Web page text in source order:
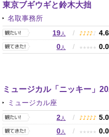
東京ブギウギと鈴木大拙
名取事務所
19人 / ♪ ♪ ♪ ♪ ♪
4.6
0人 / ★ ★ ★ ★ ★ 0.0
ミュージカル「ニッキー」
ミュージカル座
2人 / ♪ ♪ ♪ ♪ ♪
5.0
0人 / ★ ★ ★ ★ ★ 0.0